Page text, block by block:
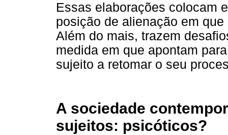
Essas elaborações colocam
posição de alienação em
Além do mais, trazem
medida em que apontam
sujeito a retomar o seu
A sociedade
sujeitos: psicóticos?